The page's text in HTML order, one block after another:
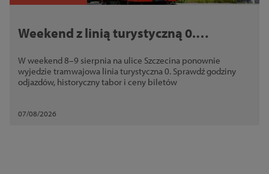
Weekend z linią turystyczną 0.
W weekend 8–9 sierpnia na ulice Szczecina ponownie
wyjedzie tramwajowa linia turystyczna 0. Sprawdź godziny
odjazdów, historyczny tabor i ceny biletów
07/08/2026